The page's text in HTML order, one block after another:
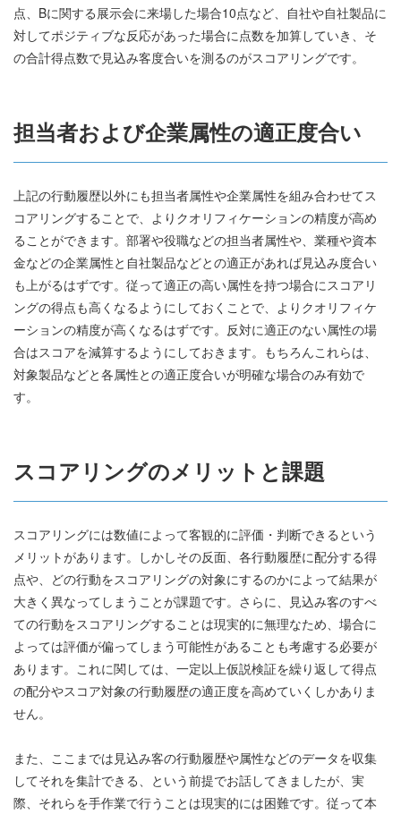
点、Bに関する展示会に来場した場合10点など、自社や自社製品に
対してポジティブな反応があった場合に点数を加算していき、そ
の合計得点数で見込み客度合いを測るのがスコアリングです。
担当者および企業属性の適正度合い
上記の行動履歴以外にも担当者属性や企業属性を組み合わせてス
コアリングすることで、よりクオリフィケーションの精度が高め
ることができます。部署や役職などの担当者属性や、業種や資本
金などの企業属性と自社製品などとの適正があれば見込み度合い
も上がるはずです。従って適正の高い属性を持つ場合にスコアリ
ングの得点も高くなるようにしておくことで、よりクオリフィケ
ーションの精度が高くなるはずです。反対に適正のない属性の場
合はスコアを減算するようにしておきます。もちろんこれらは、
対象製品などと各属性との適正度合いが明確な場合のみ有効で
す。
スコアリングのメリットと課題
スコアリングには数値によって客観的に評価・判断できるという
メリットがあります。しかしその反面、各行動履歴に配分する得
点や、どの行動をスコアリングの対象にするのかによって結果が
大きく異なってしまうことが課題です。さらに、見込み客のすべ
ての行動をスコアリングすることは現実的に無理なため、場合に
よっては評価が偏ってしまう可能性があることも考慮する必要が
あります。これに関しては、一定以上仮説検証を繰り返して得点
の配分やスコア対象の行動履歴の適正度を高めていくしかありま
せん。
また、ここまでは見込み客の行動履歴や属性などのデータを収集
してそれを集計できる、という前提でお話してきましたが、実
際、それらを手作業で行うことは現実的には困難です。従って本